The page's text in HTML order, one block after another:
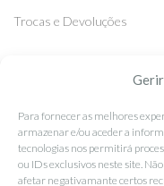
Para fornecer as melhores
armazenar e/ou aceder a
tecnologias nos permitirá
ou IDs exclusivos neste site.
afetar negativamante certos
Trocas e Devoluções
Facebook
Instagram
Pinterest